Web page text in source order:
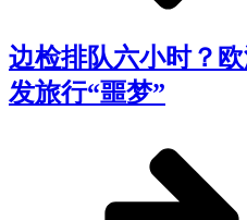
边检排队六小时？
发旅行“噩梦”